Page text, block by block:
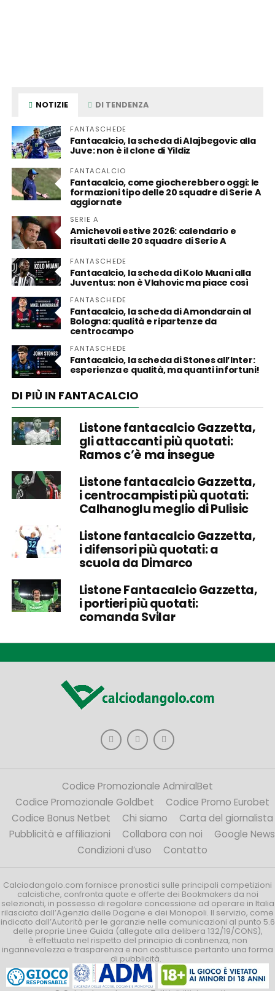
NOTIZIE DI TENDENZA
FANTASCHEDE
Fantacalcio, la scheda di Alajbegovic alla
Juve: non è il clone di Yildiz
FANTACALCIO
Fantacalcio, come giocherebbero oggi: le
formazioni tipo delle 20 squadre di Serie A
aggiornate
SERIE A
Amichevoli estive 2026: calendario e
risultati delle 20 squadre di Serie A
FANTASCHEDE
Fantacalcio, la scheda di Kolo Muani alla
Juventus: non è Vlahovic ma piace così
FANTASCHEDE
Fantacalcio, la scheda di Amondarain al
Bologna: qualità e ripartenze da
centrocampo
FANTASCHEDE
Fantacalcio, la scheda di Stones all’Inter:
esperienza e qualità, ma quanti infortuni!
DI PIÙ IN FANTACALCIO
Listone fantacalcio Gazzetta,
gli attaccanti più quotati:
Ramos c’è ma insegue
Listone fantacalcio Gazzetta,
i centrocampisti più quotati:
Calhanoglu meglio di Pulisic
Listone fantacalcio Gazzetta,
i difensori più quotati: a
scuola da Dimarco
Listone Fantacalcio Gazzetta,
i portieri più quotati:
comanda Svilar
Codice Promozionale AdmiralBet
Codice Promozionale Goldbet
Codice Promo Eurobet
Codice Bonus Netbet
Chi siamo
Carta del giornalista
Pubblicità e affiliazioni
Collabora con noi
Google News
Condizioni d’uso
Contatto
Calciodangolo.com fornisce pronostici sulle principali competizioni
calcistiche, confronta quote e offerte dei Bookmakers da noi
selezionati, in possesso di regolare concessione ad operare in Italia
rilasciata dall’Agenzia delle Dogane e dei Monopoli. Il servizio, come
indicato dall’Autorità per le garanzie nelle comunicazioni al punto 5.6
delle proprie Linee Guida (allegate alla delibera 132/19/CONS),
è effettuato nel rispetto del principio di continenza, non
ingannevolezza e trasparenza e non costituisce pertanto una forma
di pubblicità.